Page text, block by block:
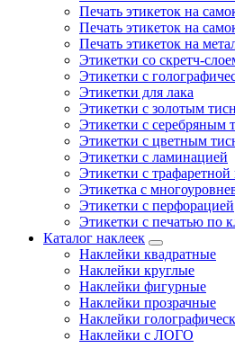
Печать этикеток на
Печать этикеток на
Печать этикеток на
Этикетки со скретч-
Этикетки с
Этикетки для лака
Этикетки с золотым
Этикетки с серебряным
Этикетки с цветным
Этикетки с ламинацией
Этикетки с трафаретной
Этикетка с
Этикетки с перфорацией
Этикетки с печатью по
Каталог наклеек
Наклейки квадратные
Наклейки круглые
Наклейки фигурные
Наклейки прозрачные
Наклейки
Наклейки с ЛОГО